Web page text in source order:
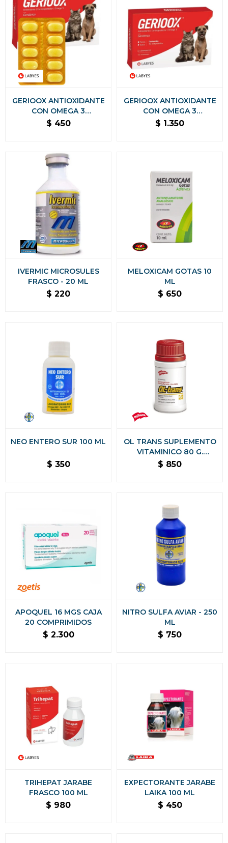
GERIOOX ANTIOXIDANTE
CON OMEGA 3
CONDROPROTECTOR -
$ 450
GERIOOX ANTIOXIDANTE
CON OMEGA 3
CONDROPROTECTOR -
$ 1.350
IVERMIC MICROSULES
FRASCO - 20 ML
$ 220
MELOXICAM GOTAS 10
ML
$ 650
NEO ENTERO SUR 100 ML
$ 350
OL TRANS SUPLEMENTO
VITAMINICO 80 G.
HOLLIDAY
$ 850
APOQUEL 16 MGS CAJA
20 COMPRIMIDOS
$ 2.300
NITRO SULFA AVIAR - 250
ML
$ 750
TRIHEPAT JARABE
FRASCO 100 ML
$ 980
EXPECTORANTE JARABE
LAIKA 100 ML
$ 450